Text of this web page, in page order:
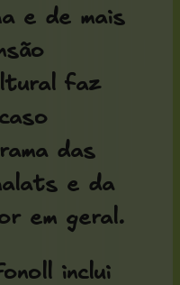
e de mais
faz
das
e da
em geral.
inclui